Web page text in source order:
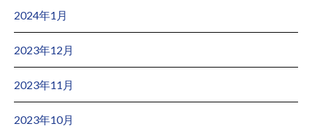
2024年1月
2023年12月
2023年11月
2023年10月